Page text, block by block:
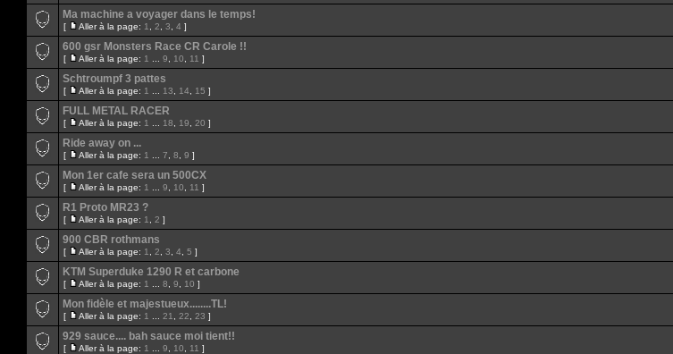
Ma machine a voyager dans le temps!
[ Aller à la page: 1 2 3 4 ]
600 gsr Monsters Race CR Carole !!
[ Aller à la page: 1 9 10 11 ]
Schtroumpf 3 pattes
[ Aller à la page: 1 13 14 15 ]
FULL METAL RACER
[ Aller à la page: 1 18 19 20 ]
Ride away on ...
[ Aller à la page: 1 7 8 9 ]
Mon 1er cafe sera un 500CX
[ Aller à la page: 1 9 10 11 ]
R1 Proto MR23 ?
[ Aller à la page: 1 2 ]
900 CBR rothmans
[ Aller à la page: 1 2 3 4 5 ]
KTM Superduke 1290 R et carbone
[ Aller à la page: 1 8 9 10 ]
Mon fidèle et majestueux........TL!
[ Aller à la page: 1 21 22 23 ]
929 sauce.... bah sauce moi tient!!
[ Aller à la page: 1 9 10 11 ]